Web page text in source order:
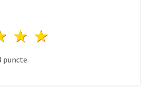
4 stele
3 stele
stele
puncte.